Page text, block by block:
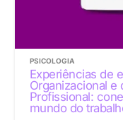
PSICOLOGIA
Experiências de
Organizacional e
Profissional:
mundo do